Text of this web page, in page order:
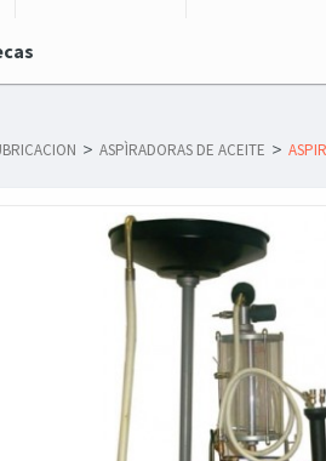
> ASPÌRADORAS DE ACEITE >